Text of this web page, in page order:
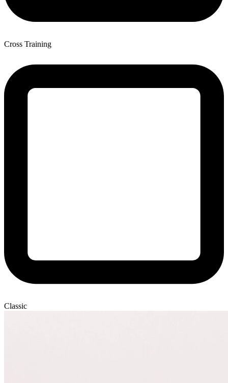
Cross Training
Classic